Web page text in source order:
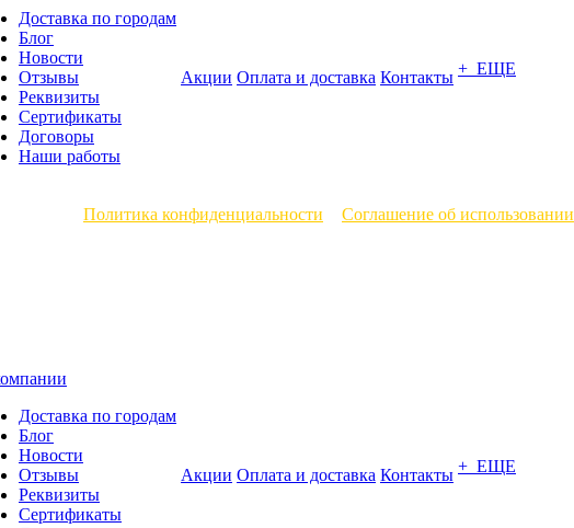
Доставка по городам
Блог
Новости
Отзывы
Реквизиты
Сертификаты
Договоры
Наши работы
Акции Оплата и доставка Контакты + ЕЩЕ
Политика конфиденциальности Соглашение об использовании
Доставка по городам
Блог
Новости
Отзывы
Реквизиты
Сертификаты
Акции Оплата и доставка Контакты + ЕЩЕ